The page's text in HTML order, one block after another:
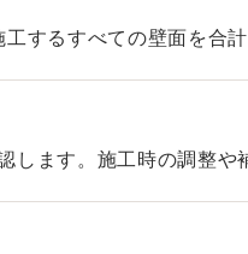
するすべての壁面を合計
します。施工時の調整や